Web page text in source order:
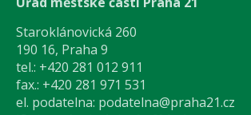
Staroklánovická 260
190 16, Praha 9
tel.: +420 281 012 911
fax.: +420 281 971 531
el. podatelna: podatelna@praha21.cz